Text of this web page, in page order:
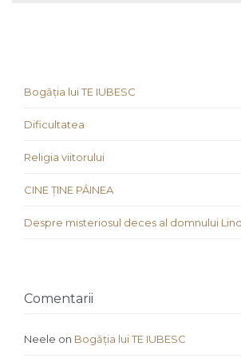
Bogăția lui TE IUBESC
Dificultatea
Religia viitorului
CINE ȚINE PÂINEA
Despre misteriosul deces al domnului
Comentarii
Neele on Bogăția lui TE IUBESC